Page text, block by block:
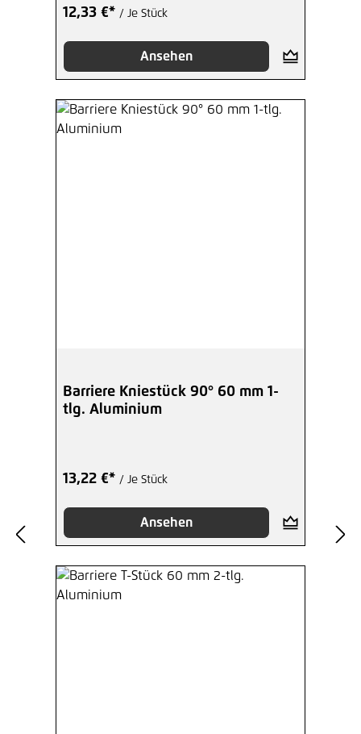
12,33 €* / Je Stück
Ansehen
Barriere Kniestück 90° 60 mm 1-
tlg. Aluminium
13,22 €* / Je Stück
Ansehen